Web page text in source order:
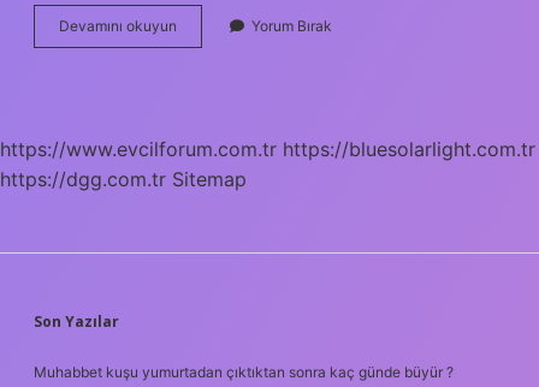
Devamını okuyun Tasavvufta
Hamuş
Yorum Bırak
https://www.evcilforum.com.tr https://bluesolarlight.com.tr
https://dgg.com.tr Sitemap
SIDEBAR
Son Yazılar
Muhabbet kuşu yumurtadan çıktıktan sonra kaç günde büyür ?